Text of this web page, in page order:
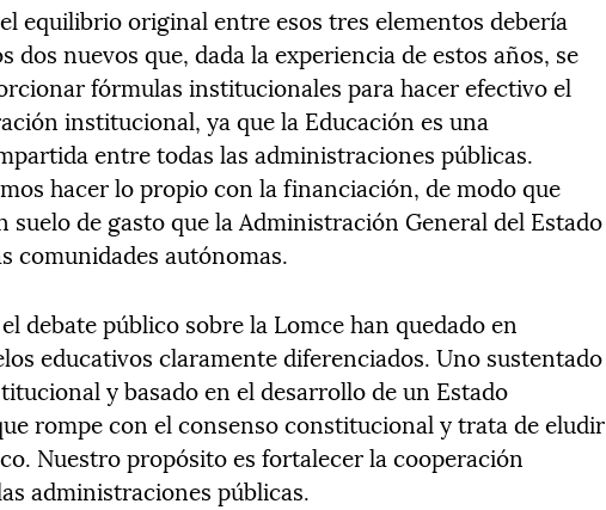
equilibrio original entre esos tres elementos debería
dos nuevos que, dada la experiencia de estos años, se
fórmulas institucionales para hacer efectivo el
institucional, ya que la Educación es una
entre todas las administraciones públicas.
hacer lo propio con la financiación, de modo que
suelo de gasto que la Administración General del Estado
comunidades autónomas.
debate público sobre la Lomce han quedado en
educativos claramente diferenciados. Uno sustentado
y basado en el desarrollo de un Estado
rompe con el consenso constitucional y trata de eludir
Nuestro propósito es fortalecer la cooperación
administraciones públicas.